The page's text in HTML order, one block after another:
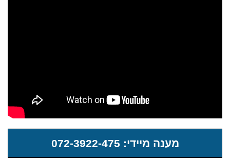
מענה מיידי: 072-3922-475